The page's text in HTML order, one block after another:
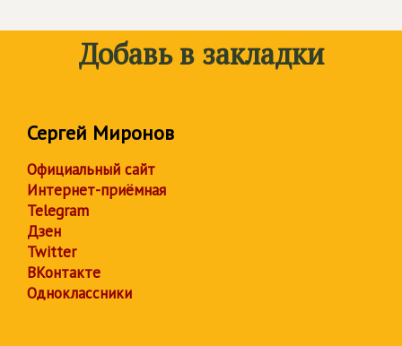
Добавь в закладки
Сергей Миронов
Официальный сайт
Интернет-приёмная
Telegram
Дзен
Twitter
ВКонтакте
Одноклассники